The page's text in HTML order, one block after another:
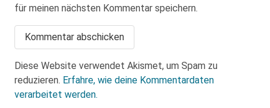
für meinen nächsten Kommentar speichern.
Diese Website verwendet Akismet, um Spam zu
reduzieren. Erfahre, wie deine Kommentardaten
verarbeitet werden.